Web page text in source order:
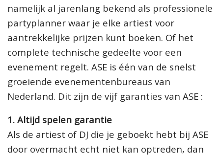
namelijk al jarenlang bekend als professionele
partyplanner waar je elke artiest voor
aantrekkelijke prijzen kunt boeken. Of het
complete technische gedeelte voor een
evenement regelt. ASE is één van de snelst
groeiende evenementenbureaus van
Nederland. Dit zijn de vijf garanties van ASE :
1. Altijd spelen garantie
Als de artiest of DJ die je geboekt hebt bij ASE
door overmacht echt niet kan optreden, dan